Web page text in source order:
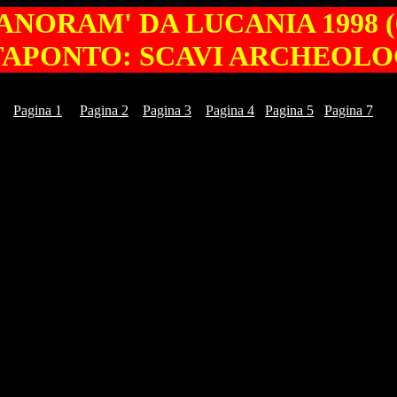
DA LUCANIA 1998
SCAVI
Pagina 1 Pagina 2 Pagina 3 Pagina 4 Pagina 5 Pagina 7